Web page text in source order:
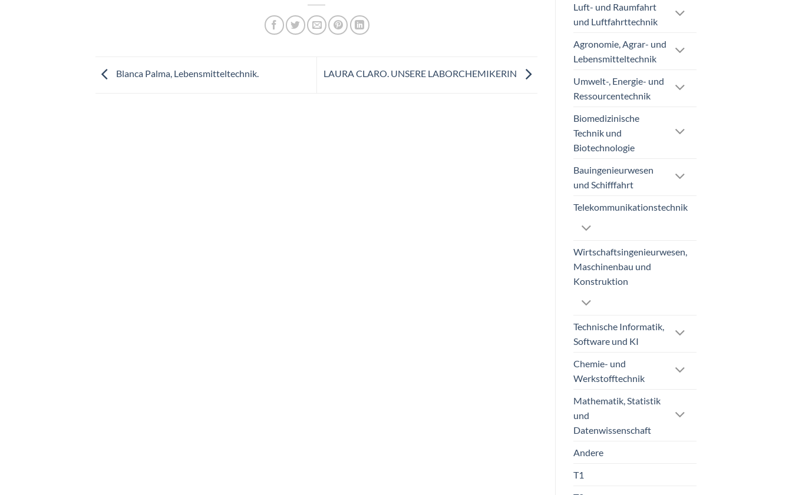
Blanca Palma, Lebensmitteltechnik. LAURA CLARO. UNSERE LABORCHEMIKERIN
Luft- und Raumfahrt
und Luftfahrttechnik
Agronomie, Agrar- und
Lebensmitteltechnik
Umwelt-, Energie- und
Ressourcentechnik
Biomedizinische
Technik und
Biotechnologie
Bauingenieurwesen
und Schifffahrt
Telekommunikationstechnik
Wirtschaftsingenieurwesen,
Maschinenbau und
Konstruktion
Technische Informatik,
Software und KI
Chemie- und
Werkstofftechnik
Mathematik, Statistik
und
Datenwissenschaft
Andere
T1